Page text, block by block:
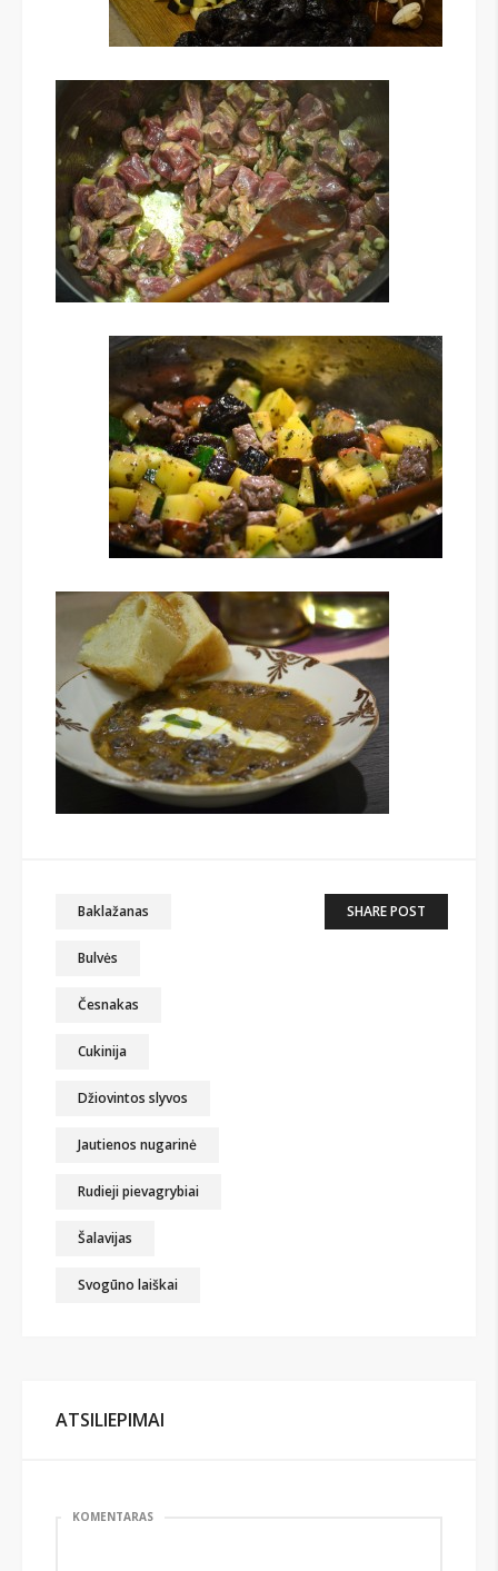
Baklažanas
Bulvės
Česnakas
Cukinija
Džiovintos slyvos
Jautienos nugarinė
Rudieji pievagrybiai
Šalavijas
Svogūno laiškai
SHARE POST
ATSILIEPIMAI
KOMENTARAS